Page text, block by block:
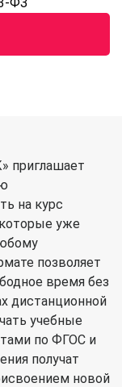
приглашает
на курс
уже
позволяет
время без
дистанционной
учебные
по ФГОС и
получат
новой